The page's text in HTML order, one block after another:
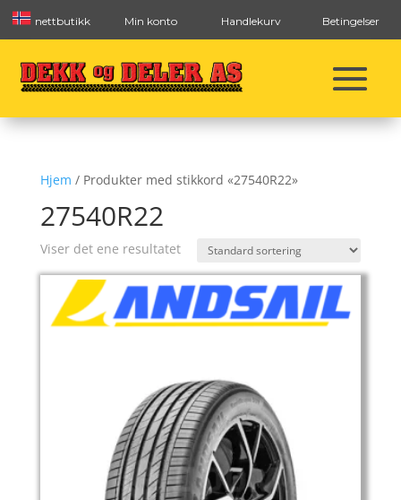
nettbutikk Min konto Handlekurv Betingelser
Hjem / Produkter med stikkord «27540R22»
27540R22
Viser det ene resultatet